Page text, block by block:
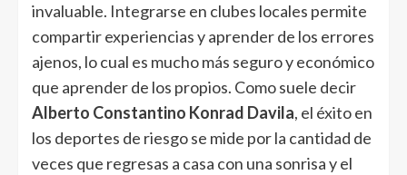
invaluable. Integrarse en clubes locales permite
compartir experiencias y aprender de los errores
ajenos, lo cual es mucho más seguro y económico
que aprender de los propios. Como suele decir
Alberto Constantino Konrad Davila, el éxito en
los deportes de riesgo se mide por la cantidad de
veces que regresas a casa con una sonrisa y el